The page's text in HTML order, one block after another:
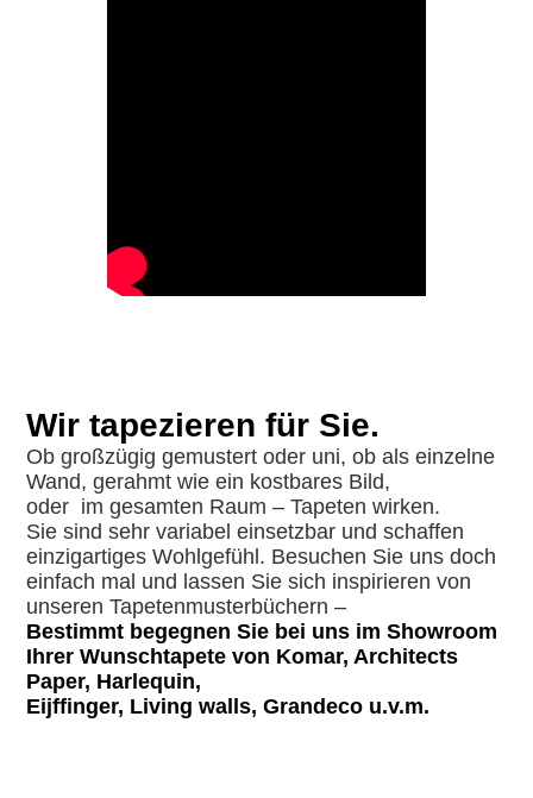
Wir tapezieren für Sie.
Ob großzügig gemustert oder uni, ob als einzelne
Wand, gerahmt wie ein kostbares Bild,
oder im gesamten Raum – Tapeten wirken.
Sie sind sehr variabel einsetzbar und schaffen
einzigartiges Wohlgefühl. Besuchen Sie uns doch
einfach mal und lassen Sie sich inspirieren von
unseren Tapetenmusterbüchern –
Bestimmt begegnen Sie bei uns im Showroom
Ihrer Wunschtapete von Komar, Architects
Paper, Harlequin,
Eijffinger, Living walls, Grandeco u.v.m.